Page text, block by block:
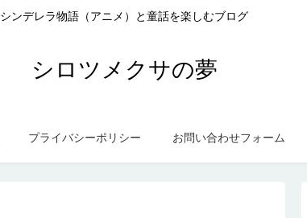
シンデレラ物語（アニメ）と童話を楽しむブログ
シロツメクサの夢
プライバシーポリシー お問い合わせフォーム